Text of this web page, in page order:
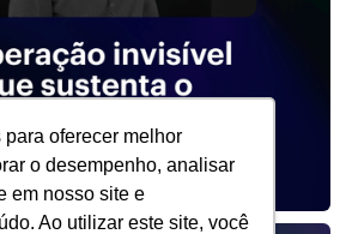
oferecer melhor
o desempenho, analisar
em nosso site e
Ao utilizar este site, você